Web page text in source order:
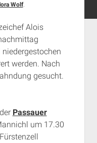
open
dropdown
menu
im Süden
in München
open
dropdown
Wolf.
Alois
werden. Nach
gesucht.
Passauer
um 17.30